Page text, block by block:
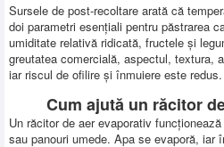
Sursele de post-recoltare arată că
doi parametri esențiali pentru păstrarea
umiditate relativă ridicată, fructele și
greutatea comercială, aspectul, textura,
iar riscul de ofilire și înmuiere este redus.
Cum ajută un răcitor
Un răcitor de aer evaporativ
sau panouri umede. Apa se evaporă, iar